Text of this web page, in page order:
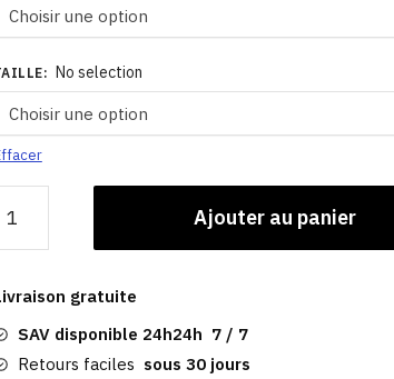
: No selection
de
Ajouter au panier
gratuite
SAV disponible 24h24h 7 / 7
Retours faciles sous 30 jours